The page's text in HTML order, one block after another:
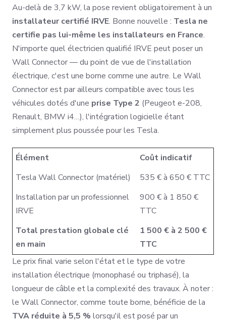
Au-delà de 3,7 kW, la pose revient obligatoirement à un
installateur certifié IRVE. Bonne nouvelle : Tesla ne
certifie pas lui-même les installateurs en France.
N'importe quel électricien qualifié IRVE peut poser un
Wall Connector — du point de vue de l'installation
électrique, c'est une borne comme une autre. Le Wall
Connector est par ailleurs compatible avec tous les
véhicules dotés d'une prise Type 2 (Peugeot e-208,
Renault, BMW i4…), l'intégration logicielle étant
simplement plus poussée pour les Tesla.
Élément
Coût indicatif
Tesla Wall Connector (matériel)
535 € à 650 € TTC
Installation par un professionnel
IRVE
900 € à 1 850 €
TTC
Total prestation globale clé
en main
1 500 € à 2 500 €
TTC
Le prix final varie selon l'état et le type de votre
installation électrique (monophasé ou triphasé), la
longueur de câble et la complexité des travaux. À noter :
le Wall Connector, comme toute borne, bénéficie de la
TVA réduite à 5,5 % lorsqu'il est posé par un